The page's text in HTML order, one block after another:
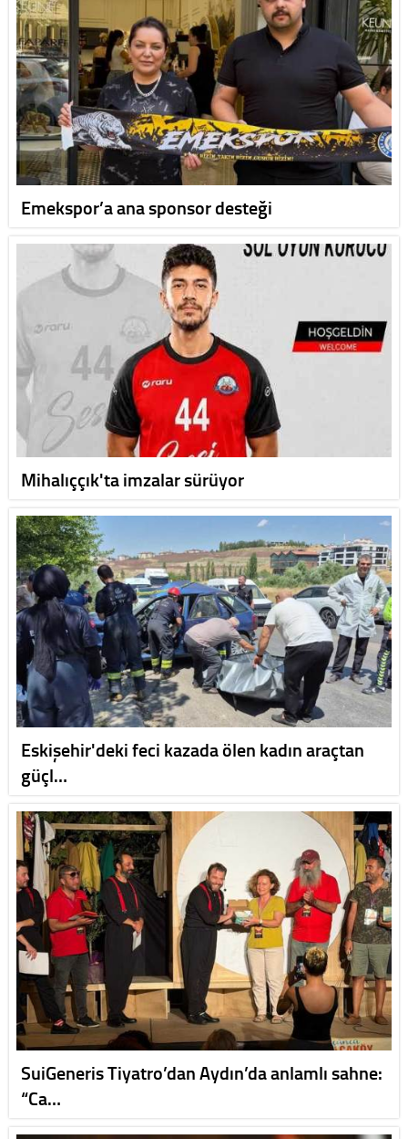
Emekspor’a ana sponsor desteği
Mihalıççık'ta imzalar sürüyor
Eskişehir'deki feci kazada ölen kadın araçtan
güçl…
SuiGeneris Tiyatro’dan Aydın’da anlamlı sahne:
“Ca…